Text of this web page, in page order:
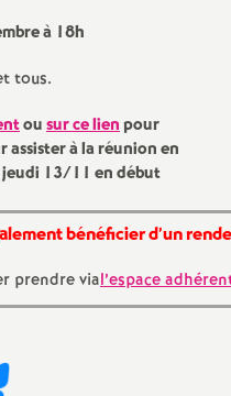
s
E
n
s
à 18h
tous.
ousur ce lienpour
à la réunion en
jeudi 13/11 en début
bénéficier d’un
prendre vial’espace